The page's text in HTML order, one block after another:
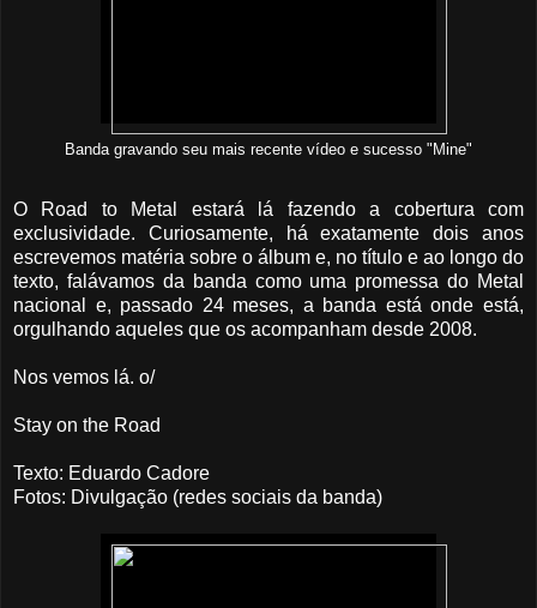
Banda gravando seu mais recente vídeo e sucesso "Mine"
O Road to Metal estará lá fazendo a cobertura com
exclusividade. Curiosamente, há exatamente dois anos
escrevemos matéria sobre o álbum e, no título e ao longo do
texto, falávamos da banda como uma promessa do Metal
nacional e, passado 24 meses, a banda está onde está,
orgulhando aqueles que os acompanham desde 2008.
Nos vemos lá. o/
Stay on the Road
Texto: Eduardo Cadore
Fotos: Divulgação (redes sociais da banda)